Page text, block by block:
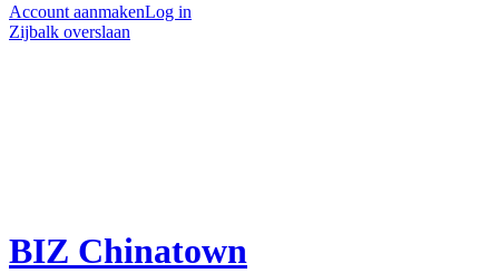
Account aanmakenLog in
Zijbalk overslaan
BIZ Chinatown